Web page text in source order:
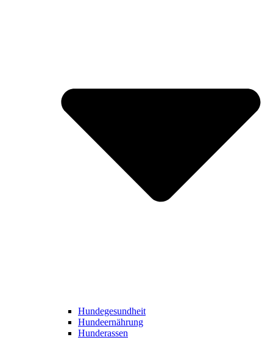
Hundegesundheit
Hundeernährung
Hunderassen